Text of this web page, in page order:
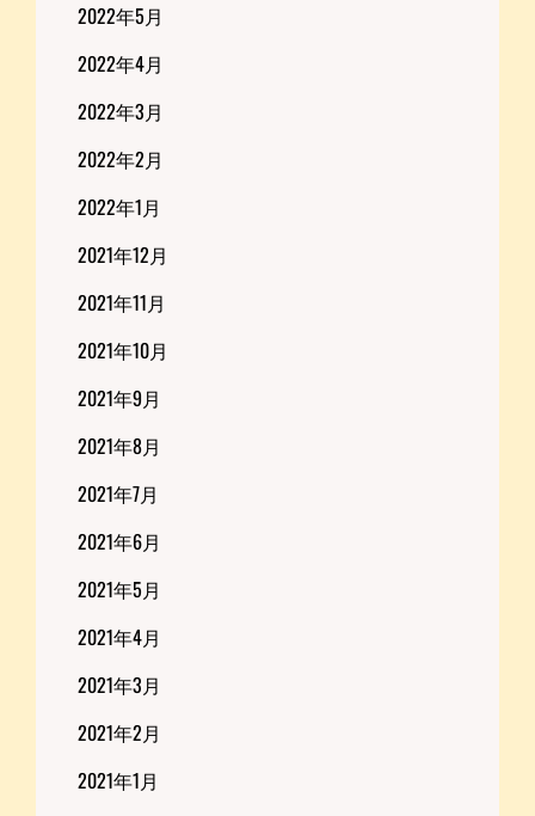
2022年5月
2022年4月
2022年3月
2022年2月
2022年1月
2021年12月
2021年11月
2021年10月
2021年9月
2021年8月
2021年7月
2021年6月
2021年5月
2021年4月
2021年3月
2021年2月
2021年1月